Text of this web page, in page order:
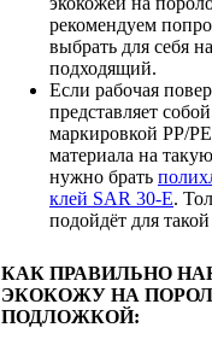
рекомендуем
выбрать для себя
подходящий.
Если рабочая
представляет
маркировкой PP/
материала на
нужно брать
клей SAR 30-E.
подойдёт для
КАК ПРАВИЛЬНО
ЭКОКОЖУ НА
ПОДЛОЖКОЙ: